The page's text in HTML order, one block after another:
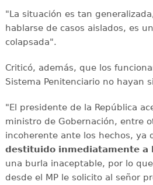
"La situación es tan
hablarse de casos aislados, es
colapsada".
Criticó, además, que los
Sistema Penitenciario no hayan
"El presidente de la República
ministro de Gobernación, entre
incoherente ante los hechos, ya
destituido inmediatamente a
una burla inaceptable, por lo
desde el MP le solicito al señor